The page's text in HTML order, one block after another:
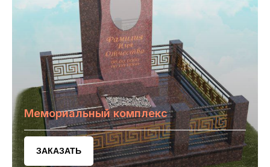
Мемориальный комплекс
ЗАКАЗАТЬ